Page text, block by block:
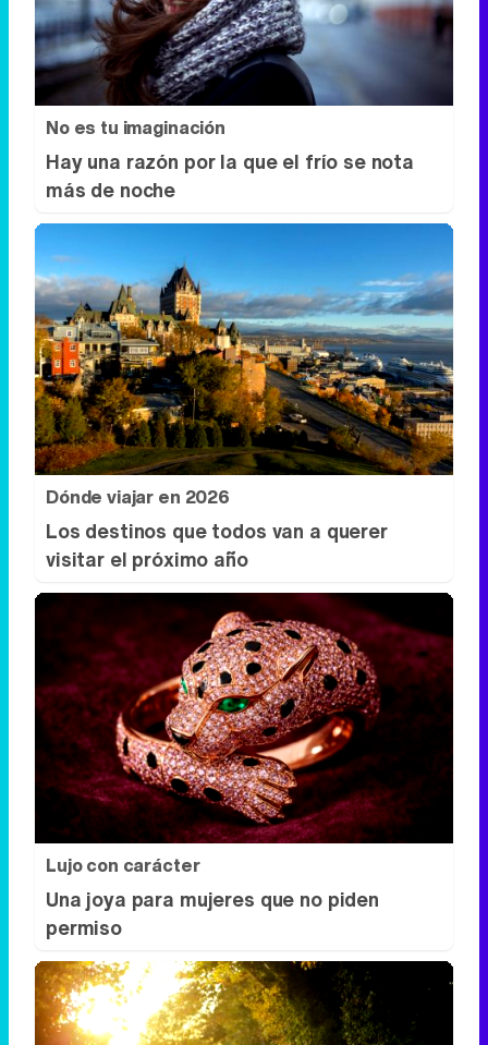
No es tu imaginación
Hay una razón por la que el frío se nota
más de noche
Dónde viajar en 2026
Los destinos que todos van a querer
visitar el próximo año
Lujo con carácter
Una joya para mujeres que no piden
permiso